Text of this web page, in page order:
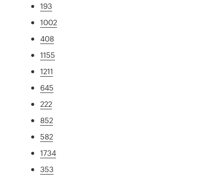
193
1002
408
1155
1211
645
222
852
582
1734
353